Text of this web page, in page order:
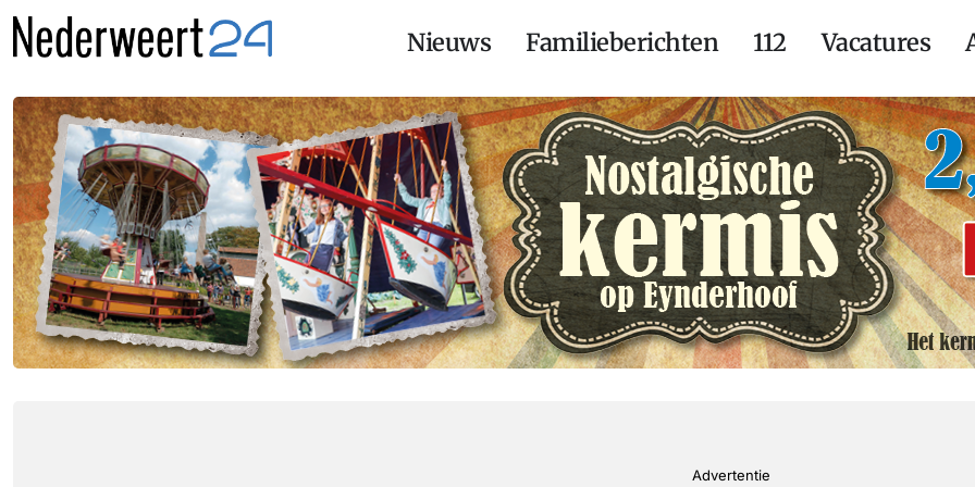
Nieuws Familieberichten 112 Vacatures
Advertentie